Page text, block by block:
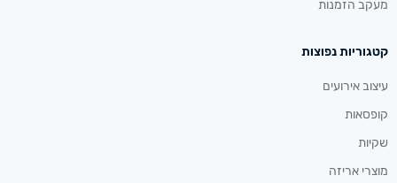
מעקב הזמנות
קטגוריות נפוצות
עיצוב אירועים
קופסאות
שקיות
מוצרי אריזה